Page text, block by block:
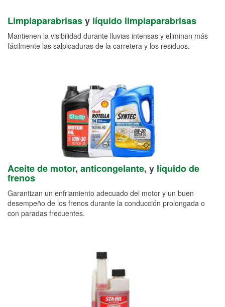
Limpiaparabrisasy líquido limpiaparabrisas
Mantienen la visibilidad durante lluvias intensas y eliminan más
fácilmente las salpicaduras de la carretera y los residuos.
Aceite de motor, anticongelante, y líquido de
frenos
Garantizan un enfriamiento adecuado del motor y un buen
desempeño de los frenos durante la conducción prolongada o
con paradas frecuentes.